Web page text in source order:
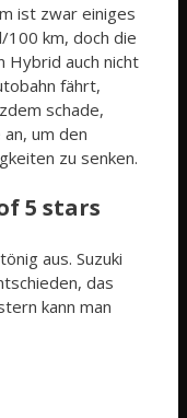
ist zwar einiges
km, doch die
Hybrid auch nicht
fährt,
schade,
um den
zu senken.
aus. Suzuki
das
kann man